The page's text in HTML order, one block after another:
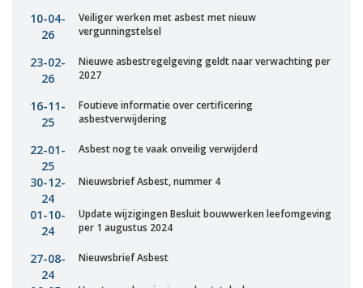
10-04-
26
Veiliger werken met asbest met nieuw
vergunningstelsel
23-02-
26
Nieuwe asbestregelgeving geldt naar verwachting per
2027
16-11-
25
Foutieve informatie over certificering
asbestverwijdering
22-01-
25
Asbest nog te vaak onveilig verwijderd
30-12-
24
Nieuwsbrief Asbest, nummer 4
01-10-
24
Update wijzigingen Besluit bouwwerken leefomgeving
per 1 augustus 2024
27-08-
24
Nieuwsbrief Asbest